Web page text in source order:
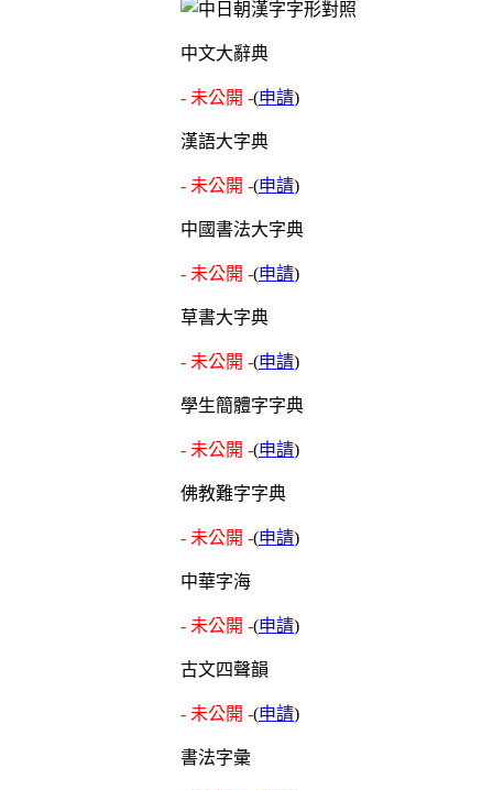
中文大辭典
- 未公開 -(申請)
漢語大字典
- 未公開 -(申請)
中國書法大字典
- 未公開 -(申請)
草書大字典
- 未公開 -(申請)
學生簡體字字典
- 未公開 -(申請)
佛教難字字典
- 未公開 -(申請)
中華字海
- 未公開 -(申請)
古文四聲韻
- 未公開 -(申請)
書法字彙